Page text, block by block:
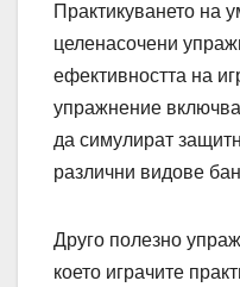
Практикуването на
целенасочени
ефективността на
упражнение
да симулират
различни видове
Друго полезно
което играчите